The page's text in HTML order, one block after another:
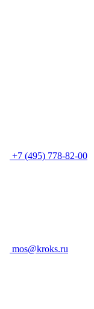
+7 (495) 778-82-00
mos@kroks.ru